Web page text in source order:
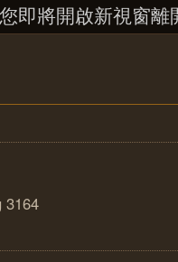
即將開啟新視窗離
3164